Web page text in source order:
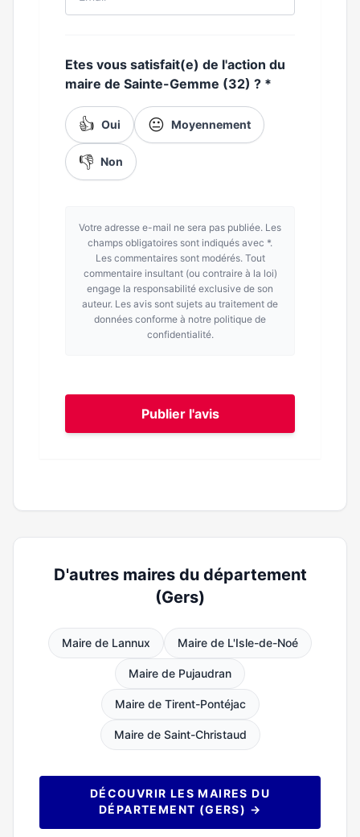
Etes vous satisfait(e) de l'action du
maire de Sainte-Gemme (32) ? *
👍 Oui 😐 Moyennement
👎 Non
Votre adresse e-mail ne sera pas publiée. Les
champs obligatoires sont indiqués avec *.
Les commentaires sont modérés. Tout
commentaire insultant (ou contraire à la loi)
engage la responsabilité exclusive de son
auteur. Les avis sont sujets au traitement de
données conforme à notre politique de
confidentialité.
Publier l'avis
D'autres maires du département
(Gers)
Maire de Lannux Maire de L'Isle-de-Noé
Maire de Pujaudran
Maire de Tirent-Pontéjac
Maire de Saint-Christaud
DÉCOUVRIR LES MAIRES DU
DÉPARTEMENT (GERS) →